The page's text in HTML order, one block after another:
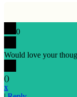
0
Would love your
()
x